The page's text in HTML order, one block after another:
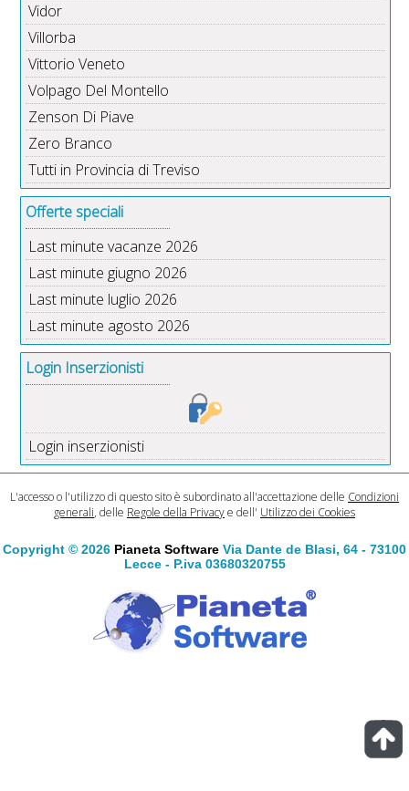
Vidor
Villorba
Vittorio Veneto
Volpago Del Montello
Zenson Di Piave
Zero Branco
Tutti in Provincia di Treviso
Offerte speciali
Last minute vacanze 2026
Last minute giugno 2026
Last minute luglio 2026
Last minute agosto 2026
Login Inserzionisti
Login inserzionisti
L'accesso o l'utilizzo di questo sito è subordinato all'accettazione delle Condizioni
generali, delle Regole della Privacye dell' Utilizzo dei Cookies
Copyright © 2026 Pianeta Software Via Dante de Blasi, 64 - 73100
Lecce - P.iva 03680320755